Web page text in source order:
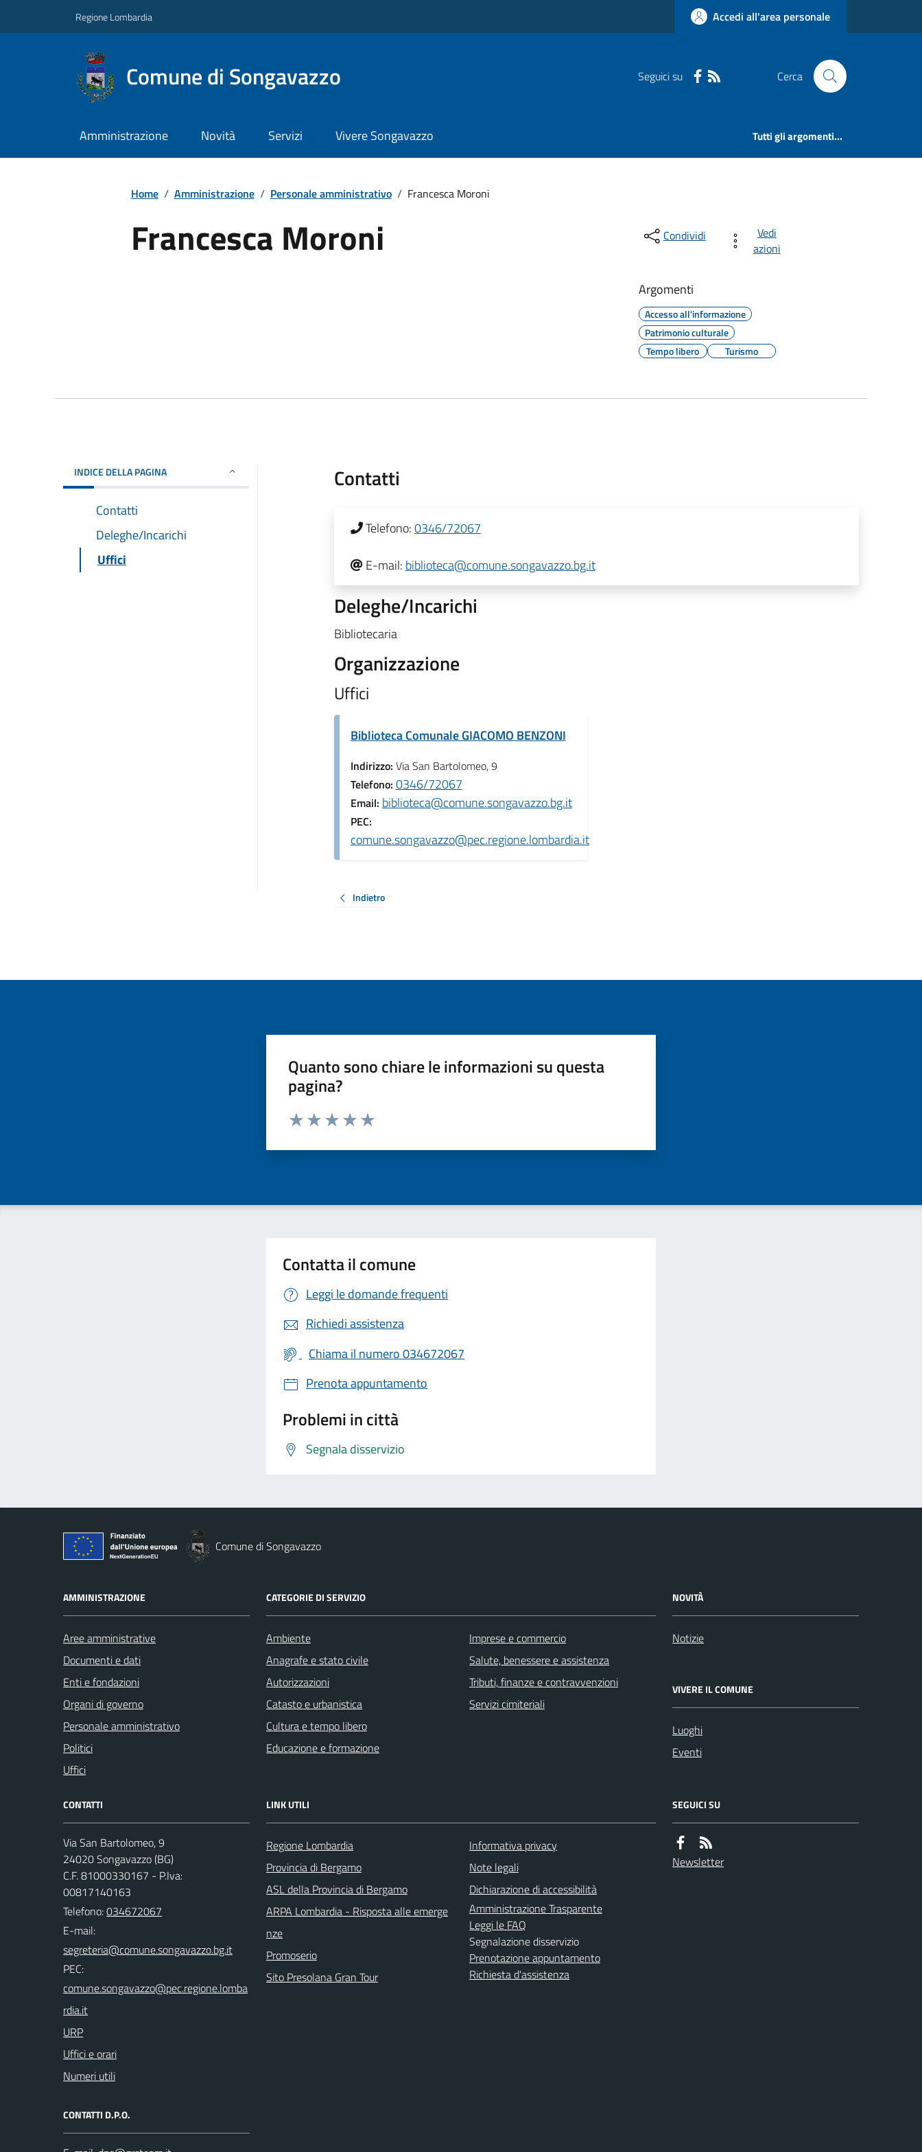
Regione Lombardia Accedi all'area personale
Comune di Songavazzo Seguici su Cerca
Amministrazione Novità Servizi Vivere Songavazzo Tutti gli argomenti...
Home / Amministrazione / Personale amministrativo / Francesca Moroni
Francesca Moroni Condividi
Vedi
azioni
Argomenti
Accesso all'informazione
Patrimonio culturale
Tempo libero
Turismo
INDICE DELLA PAGINA
Contatti
Deleghe/Incarichi
Uffici
Contatti
Telefono:0346/72067
E-mail: biblioteca@comune.songavazzo.bg.it
Deleghe/Incarichi
Bibliotecaria
Organizzazione
Uffici
Biblioteca Comunale GIACOMO BENZONI
Indirizzo: Via San Bartolomeo, 9
Telefono: 0346/72067
Email: biblioteca@comune.songavazzo.bg.it
PEC:
comune.songavazzo@pec.regione.lombardia.it
Indietro
Quanto sono chiare le informazioni su questa
pagina?
Valuta da 1 a 5 stelle la pagina
Contatta il comune
Leggi le domande frequenti
Richiedi assistenza
Chiama il numero 034672067
Prenota appuntamento
Problemi in città
Segnala disservizio
Comune di Songavazzo
AMMINISTRAZIONE
Aree amministrative
Documenti e dati
Enti e fondazioni
Organi di governo
Personale amministrativo
Politici
Uffici
CATEGORIE DI SERVIZIO
Ambiente
Anagrafe e stato civile
Autorizzazioni
Catasto e urbanistica
Cultura e tempo libero
Educazione e formazione
Imprese e commercio
Salute, benessere e assistenza
Tributi, finanze e contravvenzioni
Servizi cimiteriali
NOVITÀ
Notizie
VIVERE IL COMUNE
Luoghi
Eventi
CONTATTI
Via San Bartolomeo, 9
24020 Songavazzo (BG)
C.F. 81000330167 - P.Iva:
00817140163
Telefono:034672067
E-mail:
PEC:
URP
Uffici e orari
Numeri utili
CONTATTI D.P.O.
LINK UTILI
Regione Lombardia
Provincia di Bergamo
ASL della Provincia di Bergamo
ARPA Lombardia - Risposta alle emerge
nze
Promoserio
Sito Presolana Gran Tour
Informativa privacy
Note legali
Dichiarazione di accessibilità
Amministrazione Trasparente
Leggi le FAQ
Segnalazione disservizio
Prenotazione appuntamento
Richiesta d'assistenza
SEGUICI SU
Newsletter